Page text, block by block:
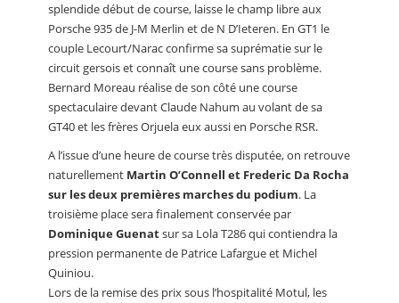
splendide début de course, laisse le champ libre aux
Porsche 935 de J-M Merlin et de N D’Ieteren. En GT1 le
couple Lecourt/Narac confirme sa suprématie sur le
circuit gersois et connaît une course sans problème.
Bernard Moreau réalise de son côté une course
spectaculaire devant Claude Nahum au volant de sa
GT40 et les frères Orjuela eux aussi en Porsche RSR.
A l’issue d’une heure de course très disputée, on retrouve
naturellement Martin O’Connell et Frederic Da Rocha
sur les deux premières marches du podium. La
troisième place sera finalement conservée par
Dominique Guenatsur sa Lola T286 qui contiendra la
pression permanente de Patrice Lafargue et Michel
Quiniou.
Lors de la remise des prix sous l’hospitalité Motul, les